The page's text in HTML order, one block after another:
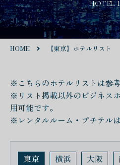
HOTEL
HOME 【東京】ホテルリスト
※こちらのホテルリストは参
※リスト掲載以外のビジネス
用可能です。
※レンタルルーム・プチテル
東京 横浜 大阪